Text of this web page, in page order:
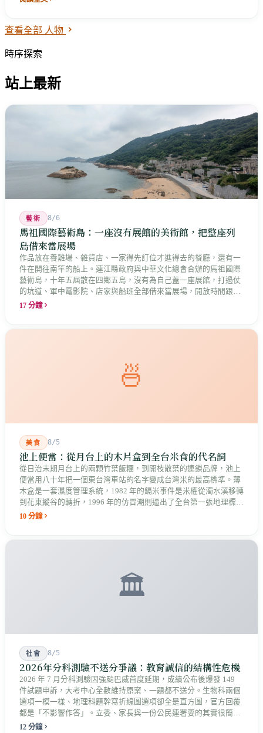
查看全部 人物
時序探索
站上最新
藝術 8/6
馬祖國際藝術島：一座沒有展館的美術館，把整座列
島借來當展場
作品放在養雞場、雜貨店、一家得先訂位才進得去的餐廳，還有一
件在開往南竿的船上。連江縣政府與中華文化總會合辦的馬祖國際
藝術島，十年五屆散在四鄉五島，沒有為自己蓋一座展館，打過仗
的坑道、軍中電影院、店家與船班全部借來當展場，開放時間跟著
店家走。這是縣長說的「島嶼博物館」最具體的樣子，而那些借來
17 分鐘
🍜
美食 8/5
池上便當：從月台上的木片盒到全台米食的代名詞
從日治末期月台上的兩顆竹葉飯糰，到開枝散葉的連鎖品牌，池上
便當用八十年把一個東台灣車站的名字變成台灣米的最高標準。薄
木盒是一套濕度管理系統，1982 年的鎘米事件是米權從濁水溪移轉
到花東縱谷的轉折，1996 年的仿冒潮則逼出了全台第一張地理標誌
證明標章。
10 分鐘
🏛️
社會 8/5
2026年分科測驗不送分爭議：教育誠信的結構性危機
2026 年 7 月分科測驗因強颱巴威首度延期，成績公布後爆發 149
件試題申訴，大考中心全數維持原案、一題都不送分。生物科兩個
選項一模一樣、地理科題幹寫折線圖選項卻全是直方圖，官方回覆
都是「不影響作答」。立委、家長與一份公民連署要的其實很簡
單：拿出能被檢驗的依據，而不只是一句結論。
12 分鐘